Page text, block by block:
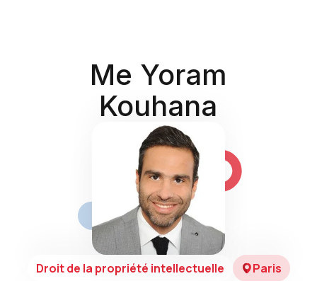
Me Yoram
Kouhana
Droit de la propriété intellectuelle
Paris